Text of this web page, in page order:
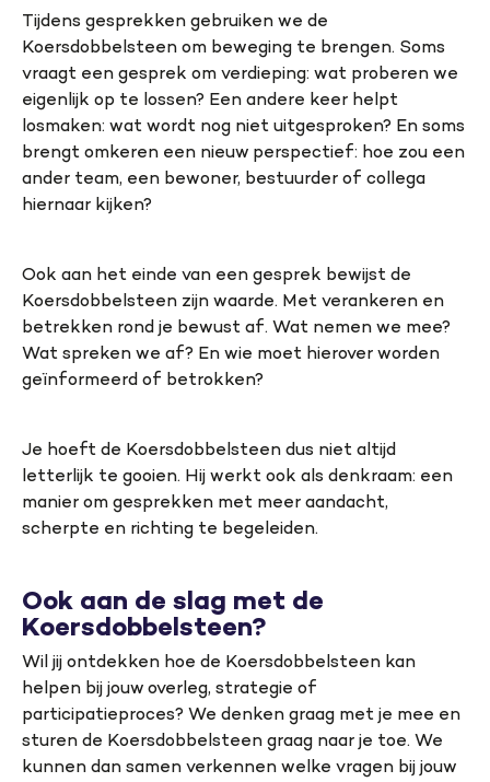
Tijdens gesprekken gebruiken we de
Koersdobbelsteen om beweging te brengen. Soms
vraagt een gesprek om verdieping: wat proberen we
eigenlijk op te lossen? Een andere keer helpt
losmaken: wat wordt nog niet uitgesproken? En soms
brengt omkeren een nieuw perspectief: hoe zou een
ander team, een bewoner, bestuurder of collega
hiernaar kijken?
Ook aan het einde van een gesprek bewijst de
Koersdobbelsteen zijn waarde. Met verankeren en
betrekken rond je bewust af. Wat nemen we mee?
Wat spreken we af? En wie moet hierover worden
geïnformeerd of betrokken?
Je hoeft de Koersdobbelsteen dus niet altijd
letterlijk te gooien. Hij werkt ook als denkraam: een
manier om gesprekken met meer aandacht,
scherpte en richting te begeleiden.
Ook aan de slag met de
Koersdobbelsteen?
Wil jij ontdekken hoe de Koersdobbelsteen kan
helpen bij jouw overleg, strategie of
participatieproces? We denken graag met je mee en
sturen de Koersdobbelsteen graag naar je toe. We
kunnen dan samen verkennen welke vragen bij jouw